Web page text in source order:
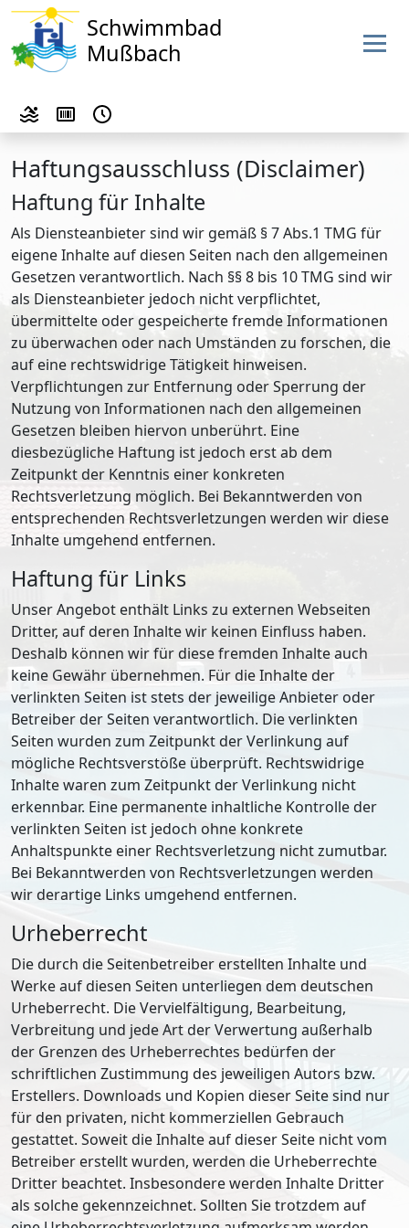
Schwimmbad
Mußbach
Haftungsausschluss (Disclaimer)
Haftung für Inhalte
Als Diensteanbieter sind wir gemäß § 7 Abs.1 TMG für
eigene Inhalte auf diesen Seiten nach den allgemeinen
Gesetzen verantwortlich. Nach §§ 8 bis 10 TMG sind wir
als Diensteanbieter jedoch nicht verpflichtet,
übermittelte oder gespeicherte fremde Informationen
zu überwachen oder nach Umständen zu forschen, die
auf eine rechtswidrige Tätigkeit hinweisen.
Verpflichtungen zur Entfernung oder Sperrung der
Nutzung von Informationen nach den allgemeinen
Gesetzen bleiben hiervon unberührt. Eine
diesbezügliche Haftung ist jedoch erst ab dem
Zeitpunkt der Kenntnis einer konkreten
Rechtsverletzung möglich. Bei Bekanntwerden von
entsprechenden Rechtsverletzungen werden wir diese
Inhalte umgehend entfernen.
Haftung für Links
Unser Angebot enthält Links zu externen Webseiten
Dritter, auf deren Inhalte wir keinen Einfluss haben.
Deshalb können wir für diese fremden Inhalte auch
keine Gewähr übernehmen. Für die Inhalte der
verlinkten Seiten ist stets der jeweilige Anbieter oder
Betreiber der Seiten verantwortlich. Die verlinkten
Seiten wurden zum Zeitpunkt der Verlinkung auf
mögliche Rechtsverstöße überprüft. Rechtswidrige
Inhalte waren zum Zeitpunkt der Verlinkung nicht
erkennbar. Eine permanente inhaltliche Kontrolle der
verlinkten Seiten ist jedoch ohne konkrete
Anhaltspunkte einer Rechtsverletzung nicht zumutbar.
Bei Bekanntwerden von Rechtsverletzungen werden
wir derartige Links umgehend entfernen.
Urheberrecht
Die durch die Seitenbetreiber erstellten Inhalte und
Werke auf diesen Seiten unterliegen dem deutschen
Urheberrecht. Die Vervielfältigung, Bearbeitung,
Verbreitung und jede Art der Verwertung außerhalb
der Grenzen des Urheberrechtes bedürfen der
schriftlichen Zustimmung des jeweiligen Autors bzw.
Erstellers. Downloads und Kopien dieser Seite sind nur
für den privaten, nicht kommerziellen Gebrauch
gestattet. Soweit die Inhalte auf dieser Seite nicht vom
Betreiber erstellt wurden, werden die Urheberrechte
Dritter beachtet. Insbesondere werden Inhalte Dritter
als solche gekennzeichnet. Sollten Sie trotzdem auf